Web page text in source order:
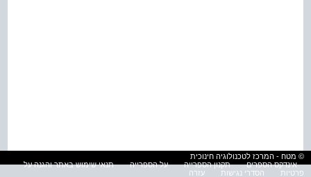
© מטח - המרכז לטכנולוגיה חינוכית
אינדקס הספרים
תקנון הספרייה על הספרייה
תנאי שימוש באתר והגנה על
פרטיות
הסדרי נגישות עזרה